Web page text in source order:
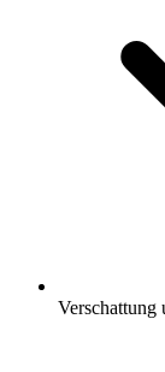
Verschattung